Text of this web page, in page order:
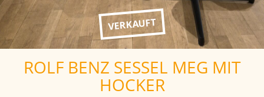
VERKAUFT
ROLF BENZ SESSEL MEG MIT
HOCKER